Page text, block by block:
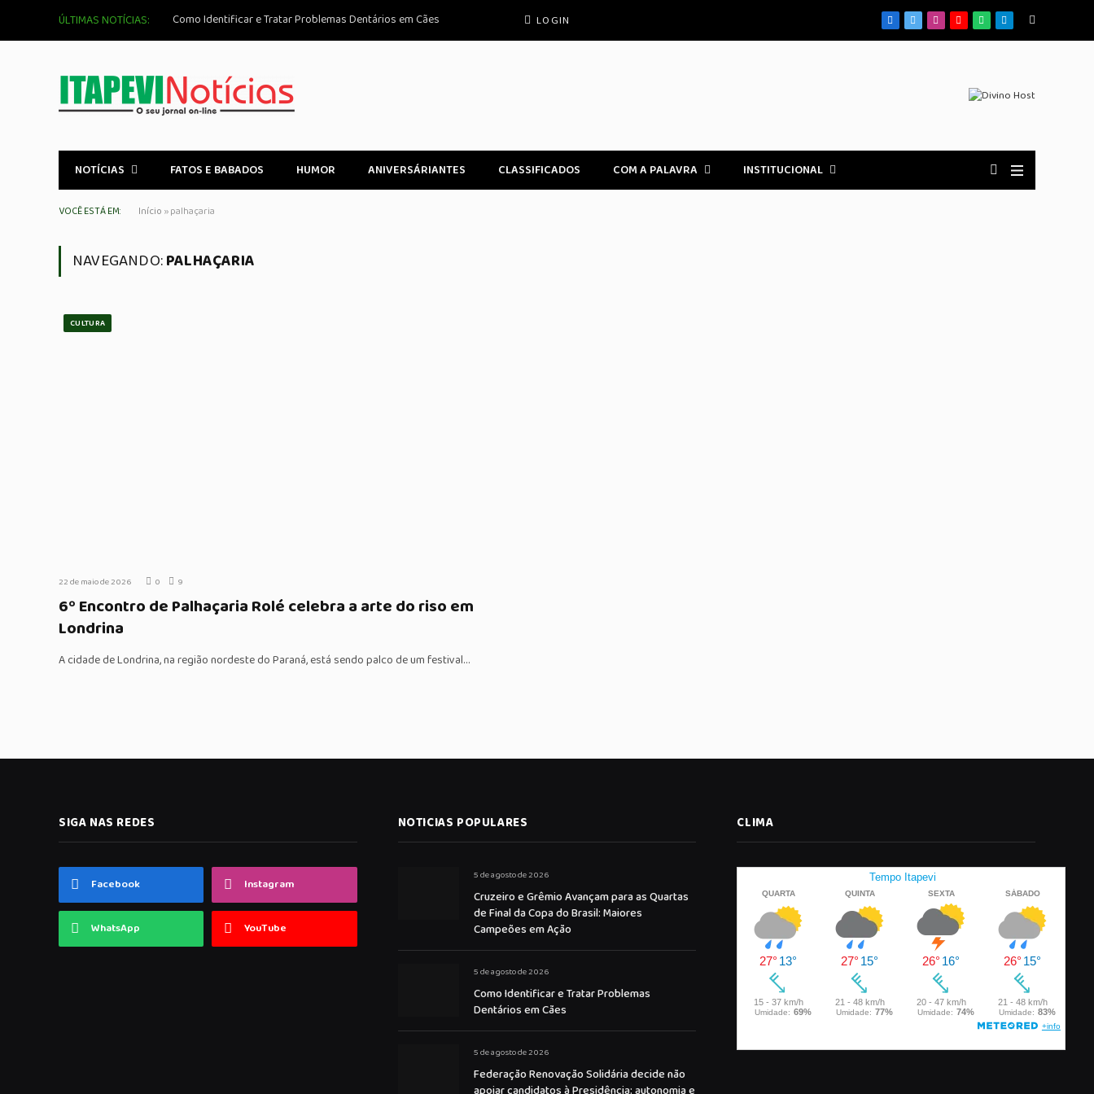
ÚLTIMAS NOTÍCIAS: Como Identificar e Tratar Problemas Dentários em Cães LOGIN Facebook
X
(Twitter)
Instagram
YouTubeWhatsApp
Telegrama
NOTÍCIAS FATOS E BABADOS HUMOR ANIVERSÁRIANTES CLASSIFICADOS COM A PALAVRA INSTITUCIONAL
VOCÊ ESTÁ EM: Início »palhaçaria
NAVEGANDO:PALHAÇARIA
CULTURA
22 de maio de 2026 0 9
6º Encontro de Palhaçaria Rolé celebra a arte do riso em
Londrina
A cidade de Londrina, na região nordeste do Paraná, está sendo palco de um festival…
SIGA NAS REDES
Facebook Instagram
WhatsApp YouTube
NOTICIAS POPULARES
5 de agosto de 2026
Cruzeiro e Grêmio Avançam para as Quartas
de Final da Copa do Brasil: Maiores
Campeões em Ação
5 de agosto de 2026
Como Identificar e Tratar Problemas
Dentários em Cães
5 de agosto de 2026
Federação Renovação Solidária decide não
CLIMA